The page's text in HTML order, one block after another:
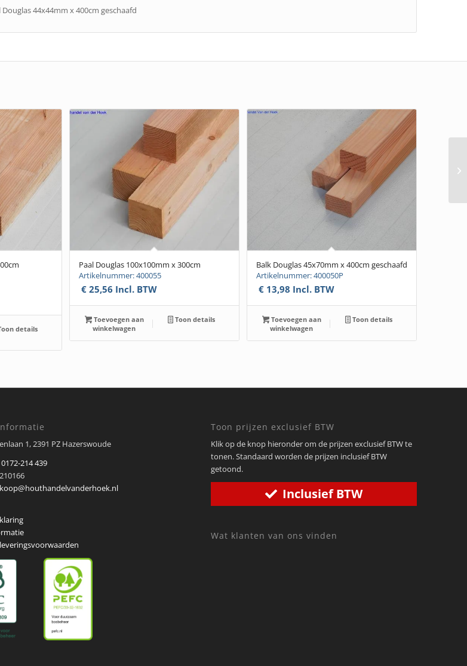
Douglas 44x44mm x 400cm geschaafd
details
Paal Douglas 100x100mm x 300cm
Artikelnummer: 400055
€25,56 Incl. BTW
Toevoegen aan
winkelwagen
Toon details
Balk Douglas 45x70mm x 400cm geschaafd
Artikelnummer: 400050P
€13,98 Incl. BTW
Toevoegen aan
winkelwagen
Toon details
1, 2391 PZ Hazerswoude
0172-214 439
Toon prijzen exclusief BTW
Klik op de knop hieronder om de prijzen exclusief BTW te
tonen. Standaard worden de prijzen inclusief BTW
getoond.
Inclusief BTW
Wat klanten van ons vinden